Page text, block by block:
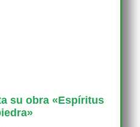
su obra «Espíritus